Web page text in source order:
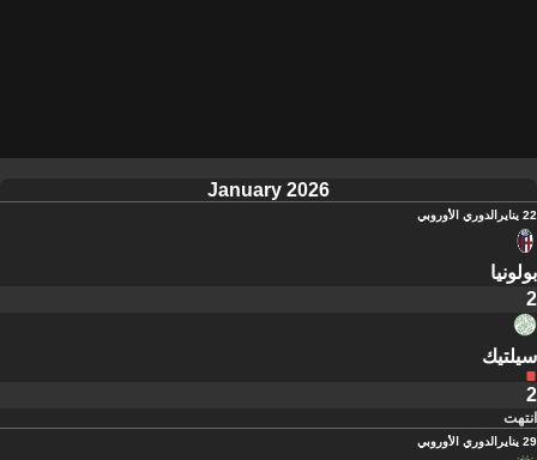
January 2026
22 يناير الدوري الأوروبي
بولونيا
2
سيلتيك
2
انتهت
29 يناير الدوري الأوروبي